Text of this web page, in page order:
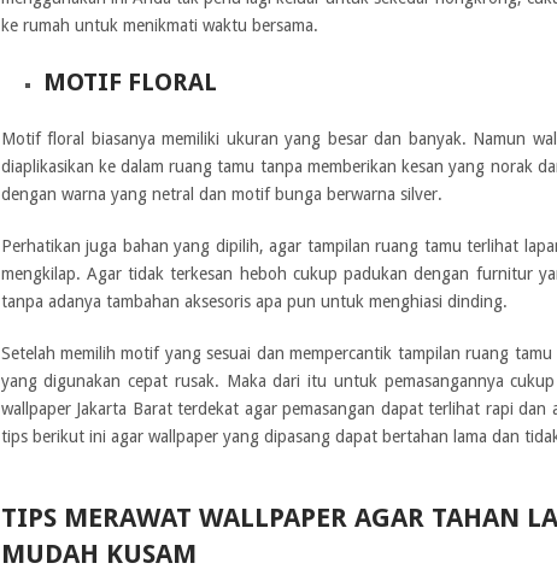
ke rumah untuk menikmati waktu bersama.
MOTIF FLORAL
Motif floral biasanya memiliki ukuran yang besar dan banyak. Namun
diaplikasikan ke dalam ruang tamu tanpa memberikan kesan yang norak
dengan warna yang netral dan motif bunga berwarna silver.
Perhatikan juga bahan yang dipilih, agar tampilan ruang tamu terlihat
mengkilap. Agar tidak terkesan heboh cukup padukan dengan furnitur
tanpa adanya tambahan aksesoris apa pun untuk menghiasi dinding.
Setelah memilih motif yang sesuai dan mempercantik tampilan ruang
yang digunakan cepat rusak. Maka dari itu untuk pemasangannya
wallpaper Jakarta Barat terdekat agar pemasangan dapat terlihat rapi dan
tips berikut ini agar wallpaper yang dipasang dapat bertahan lama dan
TIPS MERAWAT WALLPAPER AGAR TAHAN
MUDAH KUSAM